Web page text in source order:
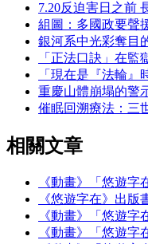
7.20反迫害日之前
組圖：多國政要聲
銀河系中光彩奪目
「正法口訣」在監
「現在是『法輪』
重慶山體崩塌的警
催眠回溯療法：三
相關文章
《動畫》「悠遊字
《悠遊字在》出版
《動畫》「悠遊字
《動畫》「悠遊字